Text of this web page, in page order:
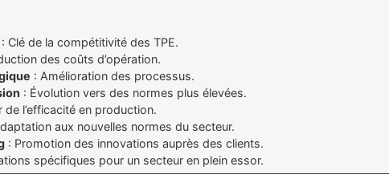
: Clé de la compétitivité des TPE.
des coûts d’opération.
: Amélioration des processus.
: Évolution vers des normes plus élevées.
de l’efficacité en production.
aux nouvelles normes du secteur.
: Promotion des innovations auprès des clients.
spécifiques pour un secteur en plein essor.